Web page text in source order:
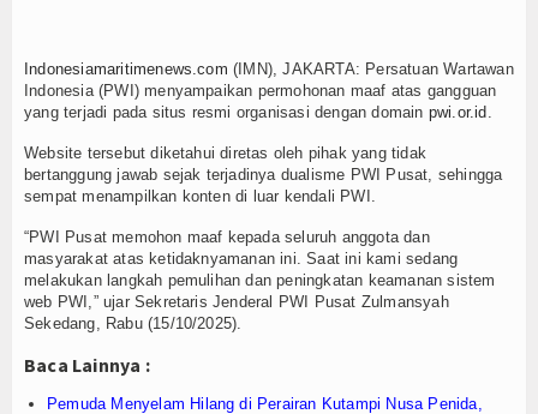
Nasional
Olahraga
Perhubungan
Religi
Canggih KRI Golok-688
Disergap KRI Kerambit-627
Pemotongan Baja Pertama
Indonesiamaritimenews.com (IMN), JAKARTA: Persatuan Wartawan
Indonesia (PWI) menyampaikan permohonan maaf atas gangguan
yang terjadi pada situs resmi organisasi dengan domain pwi.or.id
Website tersebut diketahui diretas oleh pihak yang tidak
bertanggung jawab sejak terjadinya dualisme PWI Pusat, sehingga
sempat menampilkan konten di luar kendali PWI.
“PWI Pusat memohon maaf kepada seluruh anggota dan
masyarakat atas ketidaknyamanan ini. Saat ini kami sedang
melakukan langkah pemulihan dan peningkatan keamanan sistem
web PWI,” ujar Sekretaris Jenderal PWI Pusat Zulmansyah
Sekedang, Rabu (15/10/2025).
Baca Lainnya :
Pemuda Menyelam Hilang di Perairan Kutampi Nusa Penida,